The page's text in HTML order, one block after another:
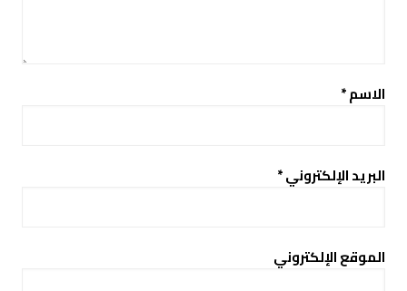
الاسم*
البريد الإلكتروني*
الموقع الإلكتروني